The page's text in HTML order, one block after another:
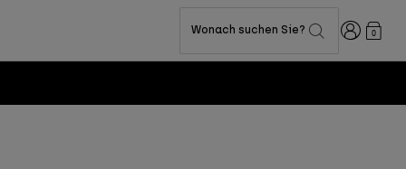
Wonach suchen Sie? Anmelden
0